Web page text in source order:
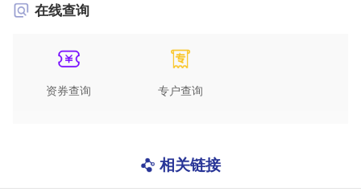
在线查询
资券查询 专户查询
相关链接